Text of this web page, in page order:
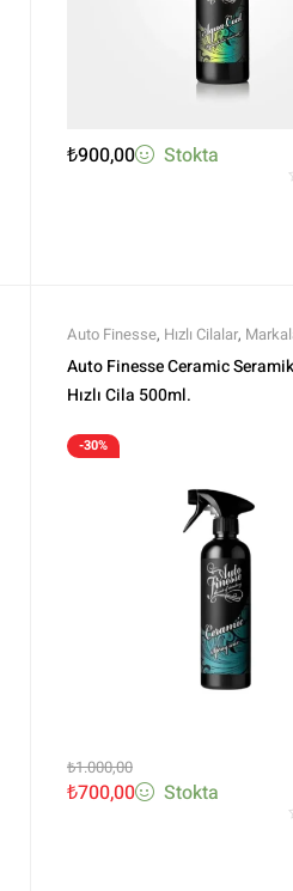
₺900,00 Stokta
Auto Finesse, Hızlı Cilalar,
Polisaj ve Parlatma,Tüm Ürünler,
Auto Finesse Ceramic
Hızlı Cila 500ml.
-30%
₺1.000,00
₺700,00 Stokta